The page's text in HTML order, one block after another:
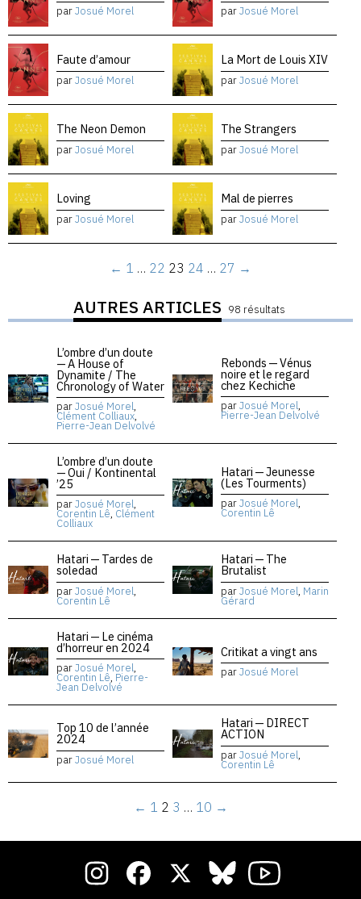
parJosué Morel parJosué Morel
Faute d’amour
parJosué Morel
La Mort de Louis XIV
parJosué Morel
The Neon Demon
parJosué Morel
The Strangers
parJosué Morel
Loving
parJosué Morel
Mal de pierres
parJosué Morel
← 1 … 22 23 24 … 27 →
AUTRES ARTICLES 98 résultats
L’ombre d’un doute
— A House of
Dynamite / The
Chronology of Water
parJosué Morel,
Clément Colliaux,
Pierre-Jean Delvolvé
Rebonds — Vénus
noire et le regard
chez Kechiche
parJosué Morel,
Pierre-Jean Delvolvé
L’ombre d’un doute
— Oui / Kontinental
’25
parJosué Morel,
Corentin Lê, Clément
Colliaux
Hatari — Jeunesse
(Les Tourments)
parJosué Morel,
Corentin Lê
Hatari — Tardes de
soledad
parJosué Morel,
Corentin Lê
Hatari — The
Brutalist
parJosué Morel, Marin
Gérard
Hatari — Le cinéma
d’horreur en 2024
parJosué Morel,
Corentin Lê, Pierre-
Jean Delvolvé
Critikat a vingt ans
parJosué Morel
Top 10 de l’année
2024
parJosué Morel
Hatari — DIRECT
ACTION
parJosué Morel,
Corentin Lê
← 1 2 3 … 10 →